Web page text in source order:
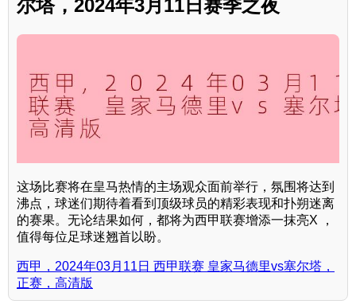
尔塔，2024年3月11日赛季之夜
这场比赛将在皇马热情的主场观众面前举行，氛围将达到
沸点，球迷们期待着看到顶级球员的精彩表现和扑朔迷离
的赛果。无论结果如何，都将为西甲联赛增添一抹亮X ，
值得每位足球迷翘首以盼。
西甲，2024年03月11日 西甲联赛 皇家马德里vs塞尔塔，
正赛，高清版